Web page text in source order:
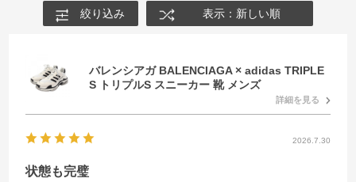
絞り込み 表示：新しい順
バレンシアガ BALENCIAGA × adidas TRIPLE
S トリプルS スニーカー 靴 メンズ
詳細を見る
2026.7.30
状態も完璧